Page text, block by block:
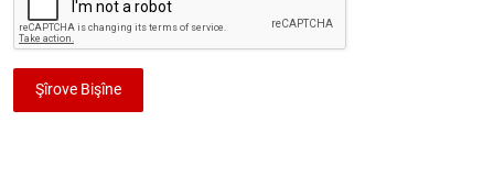
Şîrove Bişîne